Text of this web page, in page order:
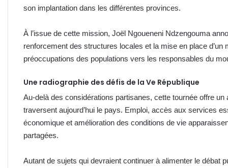
son implantation dans les différentes provinces.
À l’issue de cette mission, Joël Ngoueneni Ndzengouma
renforcement des structures locales et la mise en place
préoccupations des populations vers les responsables du
Une radiographie des défis de la Ve République
Au-delà des considérations partisanes, cette tournée offre
traversent aujourd’hui le pays. Emploi, accès aux services
économique et amélioration des conditions de vie
partagées.
Autant de sujets qui devraient continuer à alimenter le débat